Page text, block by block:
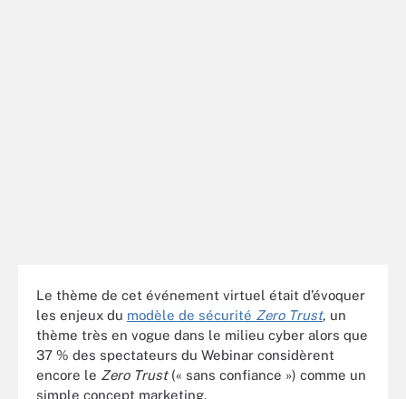
Le thème de cet événement virtuel était d’évoquer
les enjeux du modèle de sécurité Zero Trust, un
thème très en vogue dans le milieu cyber alors que
37 % des spectateurs du Webinar considèrent
encore le Zero Trust(« sans confiance ») comme un
simple concept marketing.